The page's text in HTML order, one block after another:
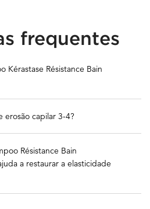
frequentes
Kérastase Résistance Bain
capilar 3-4?
Résistance Bain
a restaurar a elasticidade